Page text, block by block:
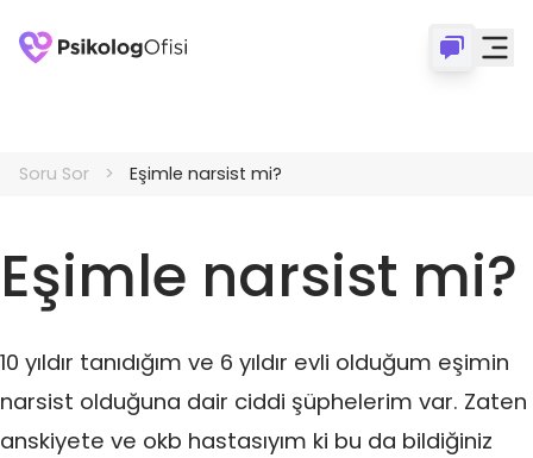
Soru Sor Eşimle narsist mi?
Eşimle narsist mi?
10 yıldır tanıdığım ve 6 yıldır evli olduğum eşimin
narsist olduğuna dair ciddi şüphelerim var. Zaten
anskiyete ve okb hastasıyım ki bu da bildiğiniz